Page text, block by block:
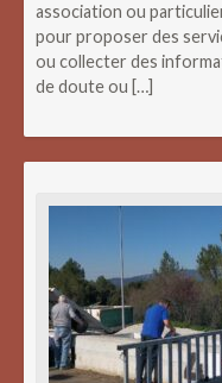
association ou
pour proposer des
ou collecter des
de doute ou […]